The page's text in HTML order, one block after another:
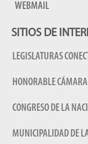
WEBMAIL
SITIOS DE
LEGISLATURAS
HONORABLE
CONGRESO DE LA
MUNICIPALIDAD DE